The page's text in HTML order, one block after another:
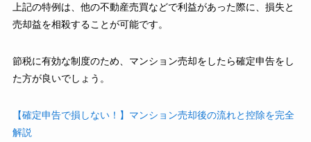
上記の特例は、他の不動産売買などで利益があった際に、損失と
売却益を相殺することが可能です。
節税に有効な制度のため、マンション売却をしたら確定申告をし
た方が良いでしょう。
【確定申告で損しない！】マンション売却後の流れと控除を完全
解説